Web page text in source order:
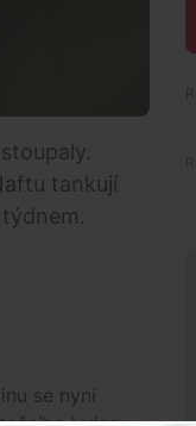
tankují
se nyní